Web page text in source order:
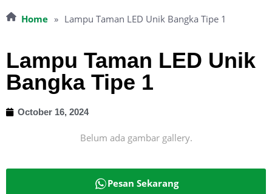
Home » Lampu Taman LED Unik Bangka Tipe 1
Lampu Taman LED Unik
Bangka Tipe 1
October 16, 2024
Belum ada gambar gallery.
Pesan Sekarang